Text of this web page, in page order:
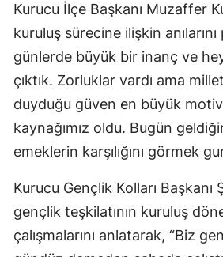
Kurucu İlçe Başkanı Muzaffer
kuruluş sürecine ilişkin
günlerde büyük bir inanç ve
çıktık. Zorluklar vardı ama
duyduğu güven en büyük
kaynağımız oldu. Bugün
emeklerin karşılığını görmek
Kurucu Gençlik Kolları Başkanı
gençlik teşkilatının kuruluş
çalışmalarını anlatarak, “Biz